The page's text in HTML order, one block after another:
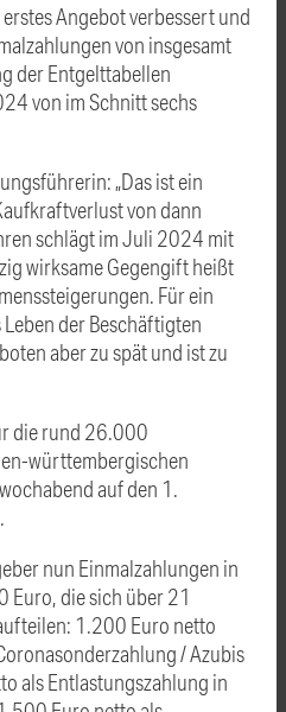
Angebot verbessert und
von insgesamt
der Entgelttabellen
von im Schnitt sechs
„Das ist ein
von dann
schlägt im Juli 2024 mit
wirksame Gegengift heißt
Für ein
der Beschäftigten
aber zu spät und ist zu
die rund 26.000
württembergischen
auf den 1.
nun Einmalzahlungen in
Euro, die sich über 21
1.200 Euro netto
/ Azubis
als Entlastungszahlung in